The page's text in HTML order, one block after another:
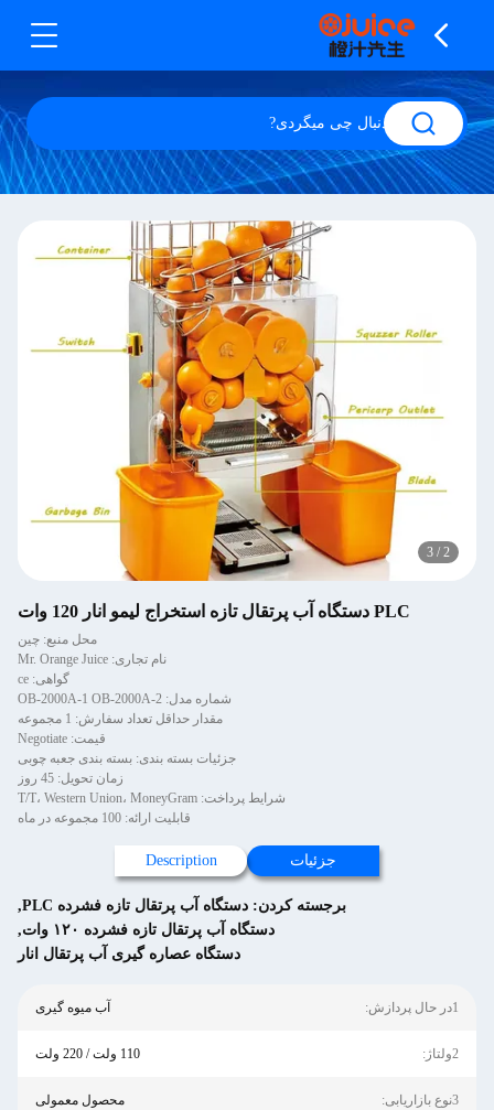
2
/
3
PLC دستگاه آب پرتقال تازه استخراج لیمو انار 120 وات
محل منبع: چین
نام تجاری: Mr. Orange Juice
گواهی: ce
شماره مدل: OB-2000A-1 OB-2000A-2
مقدار حداقل تعداد سفارش: 1 مجموعه
قیمت: Negotiate
جزئیات بسته بندی: بسته بندی جعبه چوبی
زمان تحویل: 45 روز
شرایط پرداخت: T/T، Western Union، MoneyGram
قابلیت ارائه: 100 مجموعه در ماه
جزئیات Description
برجسته کردن: دستگاه آب پرتقال تازه فشرده PLC
,
دستگاه آب پرتقال تازه فشرده ۱۲۰ وات
,
دستگاه عصاره گیری آب پرتقال انار
1در حال پردازش: آب میوه گیری
2ولتاژ: 110 ولت / 220 ولت
3نوع بازاریابی: محصول معمولی